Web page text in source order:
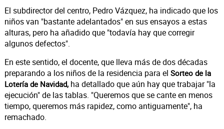
El subdirector del centro, Pedro Vázquez, ha indicado que los
niños van "bastante adelantados" en sus ensayos a estas
alturas, pero ha añadido que "todavía hay que corregir
algunos defectos".
En este sentido, el docente, que lleva más de dos décadas
preparando a los niños de la residencia para el Sorteo de la
Lotería de Navidad,ha detallado que aún hay que trabajar "la
ejecución" de las tablas. "Queremos que se cante en menos
tiempo, queremos más rapidez, como antiguamente", ha
remachado.